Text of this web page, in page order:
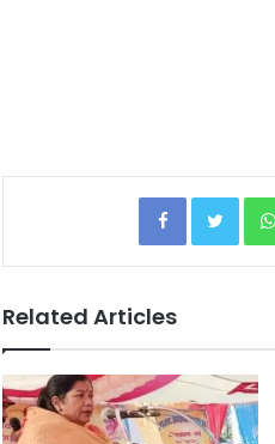
Facebook Twitter
Related Articles